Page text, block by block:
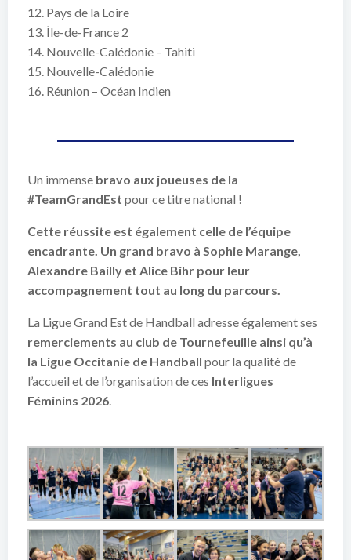
12. Pays de la Loire
13. Île-de-France 2
14. Nouvelle-Calédonie – Tahiti
15. Nouvelle-Calédonie
16. Réunion – Océan Indien
Un immense bravo aux joueuses de la
#TeamGrandEst pour ce titre national !
Cette réussite est également celle de l’équipe
encadrante. Un grand bravo à Sophie Marange,
Alexandre Bailly et Alice Bihr pour leur
accompagnement tout au long du parcours.
La Ligue Grand Est de Handball adresse également ses
remerciements au club de Tournefeuille ainsi qu’à
la Ligue Occitanie de Handball pour la qualité de
l’accueil et de l’organisation de ces Interligues
Féminins 2026.